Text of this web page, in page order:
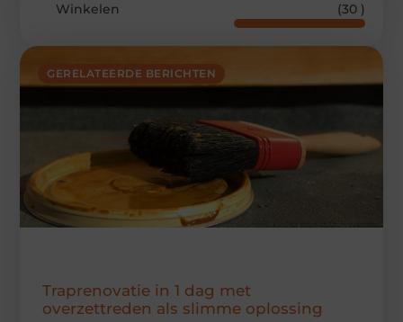
GERELATEERDE BERICHTEN
Traprenovatie in 1 dag met
overzettreden als slimme oplossing
Winkelen
(30 )